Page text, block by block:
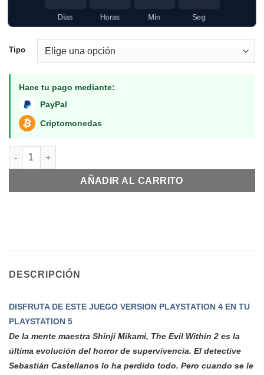
Dias Horas Min Seg
Tipo
Hace tu pago mediante:
PayPal
Criptomonedas
The Evil Within 2 PS5 RETRO cantidad
AÑADIR AL CARRITO
DESCRIPCIÓN
DISFRUTA DE ESTE JUEGO VERSION PLAYSTATION 4 EN TU
PLAYSTATION 5
De la mente maestra Shinji Mikami, The Evil Within 2 es la
última evolución del horror de supervivencia. El detective
Sebastián Castellanos lo ha perdido todo. Pero cuando se le